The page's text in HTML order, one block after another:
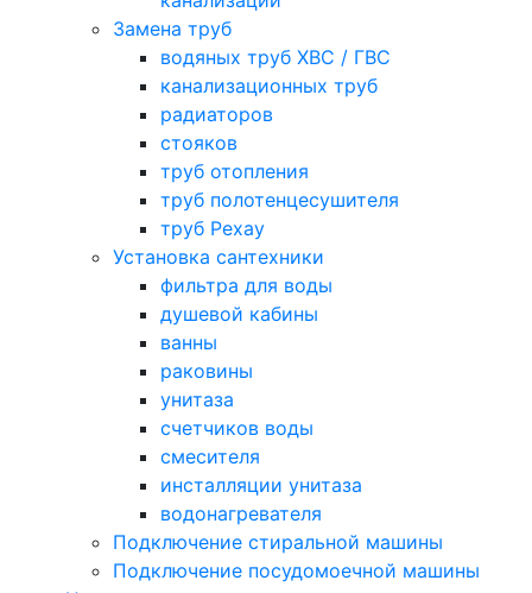
Замена труб
водяных труб ХВС / ГВС
канализационных труб
радиаторов
стояков
труб отопления
труб полотенцесушителя
труб Рехау
Установка сантехники
фильтра для воды
душевой кабины
ванны
раковины
унитаза
счетчиков воды
смесителя
инсталляции унитаза
водонагревателя
Подключение стиральной машины
Подключение посудомоечной машины